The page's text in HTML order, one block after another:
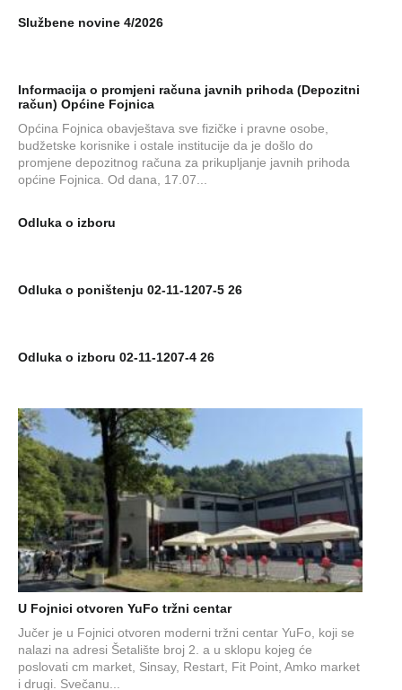
Službene novine 4/2026
Informacija o promjeni računa javnih prihoda (Depozitni
račun) Općine Fojnica
Općina Fojnica obavještava sve fizičke i pravne osobe,
budžetske korisnike i ostale institucije da je došlo do
promjene depozitnog računa za prikupljanje javnih prihoda
općine Fojnica. Od dana, 17.07...
Odluka o izboru
Odluka o poništenju 02-11-1207-5 26
Odluka o izboru 02-11-1207-4 26
U Fojnici otvoren YuFo tržni centar
Jučer je u Fojnici otvoren moderni tržni centar YuFo, koji se
nalazi na adresi Šetalište broj 2. a u sklopu kojeg će
poslovati cm market, Sinsay, Restart, Fit Point, Amko market
i drugi. Svečanu...